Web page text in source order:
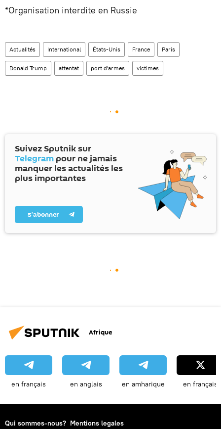
*Organisation interdite en Russie
Actualités International États-Unis France Paris
Donald Trump attentat port d'armes victimes
Suivez Sputnik sur
Telegram pour ne jamais
manquer les actualités les
plus importantes
S’abonner
Afrique
en français en anglais en amharique en français
Qui sommes-nous? Mentions legales